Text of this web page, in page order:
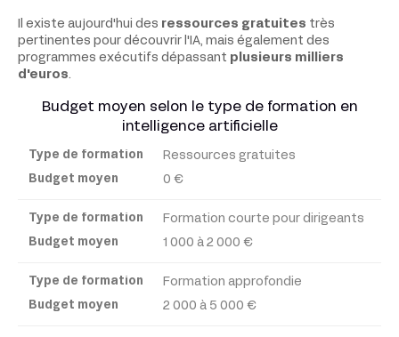
Il existe aujourd'hui des ressources gratuites très
pertinentes pour découvrir l'IA, mais également des
programmes exécutifs dépassant plusieurs milliers
d'euros
Budget moyen selon le type de formation en
intelligence artificielle
Type
de
Budget
Ressources gratuites
0 €
Formation courte pour dirigeants
1 000 à 2 000 €
Formation approfondie
2 000 à 5 000 €